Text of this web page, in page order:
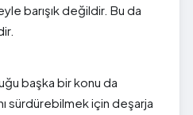
barışık değildir. Bu da
başka bir konu da
sürdürebilmek için deşarja